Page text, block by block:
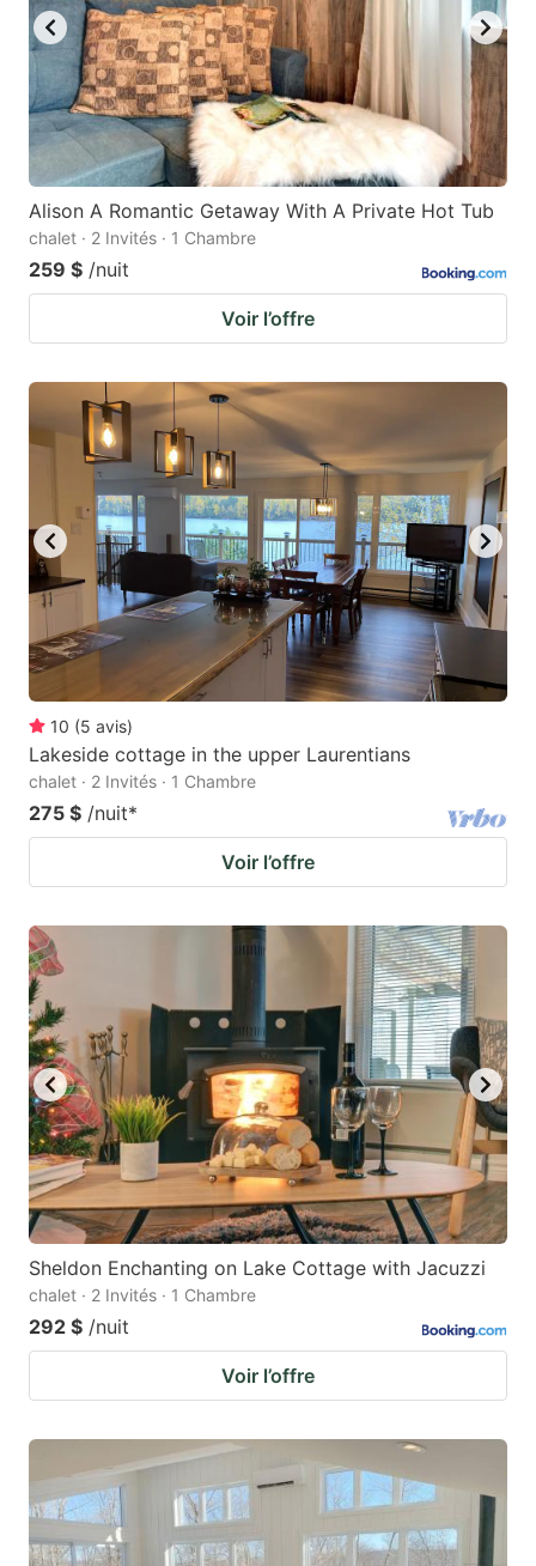
Alison A Romantic Getaway With A Private Hot Tub
chalet · 2 Invités · 1 Chambre
259 $ /nuit
Voir l’offre
10 (5 avis)
Lakeside cottage in the upper Laurentians
chalet · 2 Invités · 1 Chambre
275 $ /nuit*
Voir l’offre
Sheldon Enchanting on Lake Cottage with Jacuzzi
chalet · 2 Invités · 1 Chambre
292 $ /nuit
Voir l’offre